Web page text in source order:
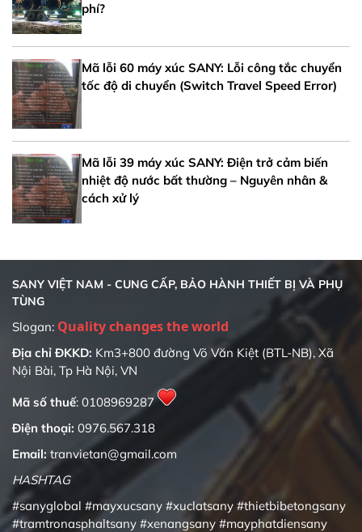
phí?
Mã lỗi 60 máy xúc SANY: Lỗi công tắc chuyển
tốc độ di chuyển (Switch Travel Speed Error)
Mã lỗi 39 máy xúc SANY: Điện trở cảm biến
nhiệt độ nước bất thường – Nguyên nhân &
cách xử lý
SANY VIỆT NAM - CUNG CẤP, BẢO HÀNH THIẾT BỊ VÀ PHỤ
TÙNG
Slogan: Quality changes the world
Địa chỉ ĐKKD: Km3+800 đường Võ Văn Kiệt (BTL-NB), Xã
Nội Bài, Tp Hà Nội, VN
Mã số thuế: 0108969287
Điện thoại: 0976.567.318
Email: tranvietan@gmail.com
HASHTAG
#sanyglobal #mayxucsany #xuclatsany #thietbibetongsany
#tramtronasphaltsany #xenangsany #mayphatdiensany